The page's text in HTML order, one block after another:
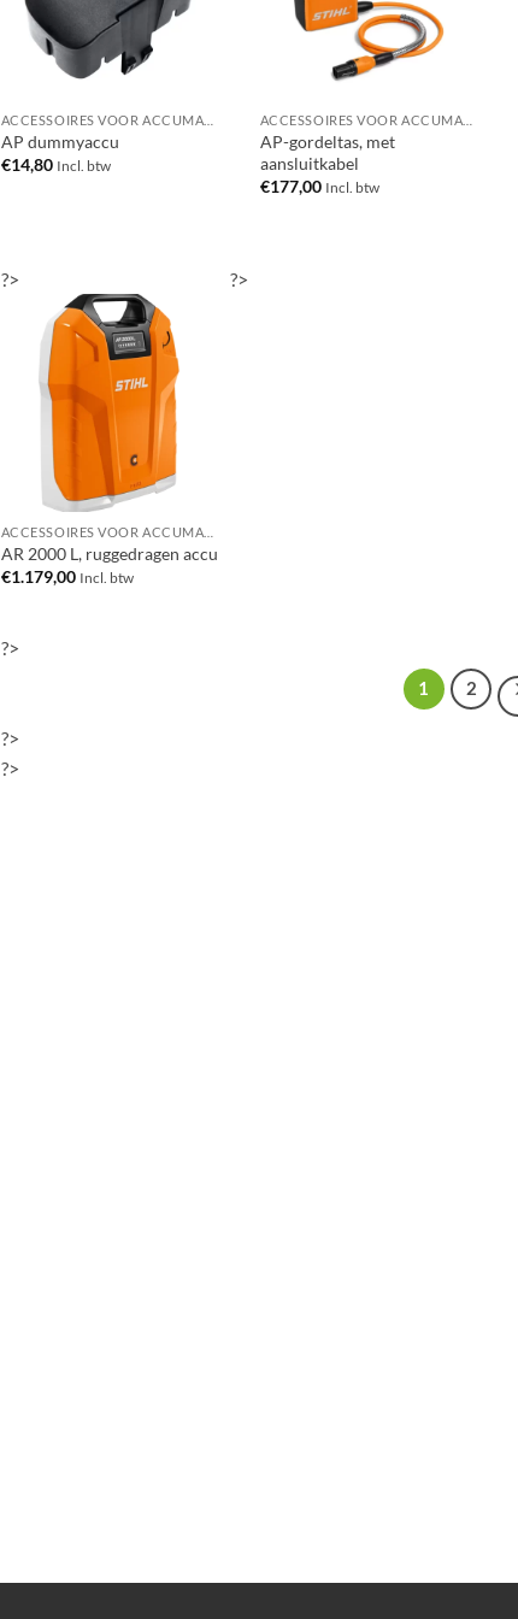
AP dummyaccu
€14,80 Incl. btw
AP-gordeltas, met
aansluitkabel
€177,00 Incl. btw
?>
AR 2000 L, ruggedragen accu
€1.179,00 Incl. btw
?>
?>
1 2
?>
?>